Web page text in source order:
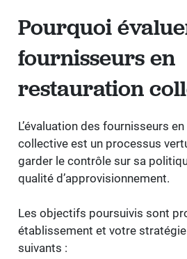
Pourquoi
fournisseurs en
restauration
L’évaluation des fournisseurs
collective est un processus
garder le contrôle sur sa
qualité d’approvisionnement.
Les objectifs poursuivis sont
établissement et votre
suivants :